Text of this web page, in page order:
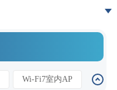
Wi-Fi7室内AP